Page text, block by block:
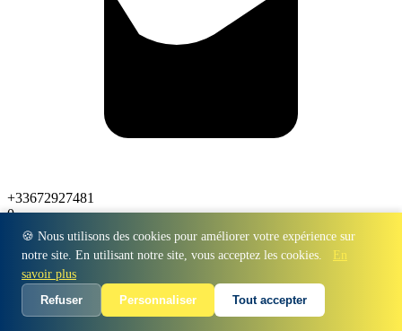
🍪 Nous utilisons des cookies pour améliorer votre expérience sur
notre site. En utilisant notre site, vous acceptez les cookies.
En
savoir plus
Refuser
Personnaliser Tout accepter
+33672927481
0